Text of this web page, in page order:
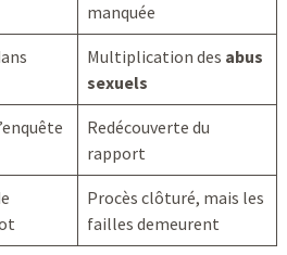
manquée
Multiplication des abus
sexuels
Redécouverte du
rapport
Procès clôturé, mais les
failles demeurent